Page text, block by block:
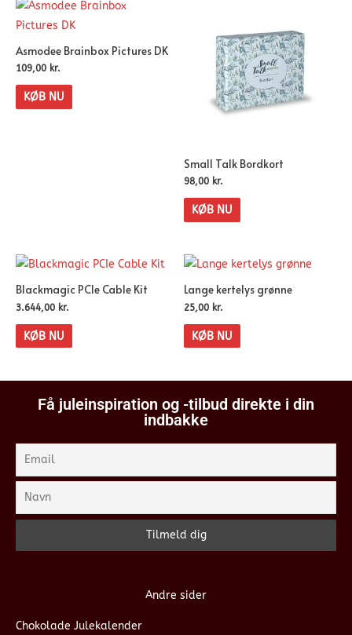
Asmodee Brainbox Pictures DK
109,00 kr.
KØB NU
Small Talk Bordkort
98,00 kr.
KØB NU
Blackmagic PCIe Cable Kit
3.644,00 kr.
KØB NU
Lange kertelys grønne
25,00 kr.
KØB NU
Få juleinspiration og -tilbud direkte i din
indbakke
Andre sider
Chokolade Julekalender